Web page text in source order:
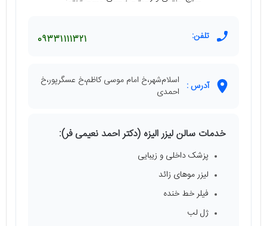
تلفن: 09331111321
آدرس : اسلام‌شهر،خ امام موسی کاظم،خ عسگرپور،خ
احمدی
خدمات سالن لیزر الیزه (دکتر احمد نعیمی فر):
پزشک داخلى و زيبايى
لیزر موهای زائد
فیلر خط خنده
ژل لب